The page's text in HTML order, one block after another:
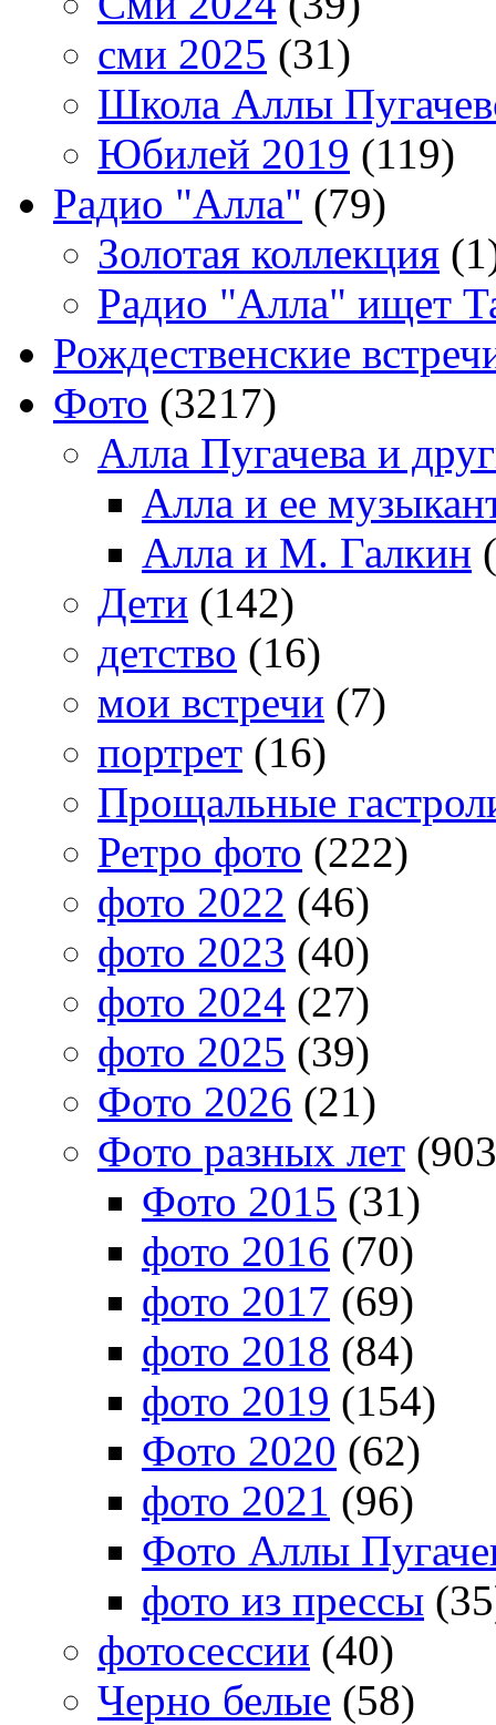
сми 2025 (31)
Школа Аллы
Юбилей 2019 (119)
Радио "Алла" (79)
Золотая коллекция
Радио "Алла" ищет
Рождественские
Фото (3217)
Алла Пугачева и
Алла и ее
Алла и М. Галкин
Дети (142)
детство (16)
мои встречи (7)
портрет (16)
Прощальные
Ретро фото (222)
фото 2022 (46)
фото 2023 (40)
фото 2024 (27)
фото 2025 (39)
Фото 2026 (21)
Фото разных лет
Фото 2015 (31)
фото 2016 (70)
фото 2017 (69)
фото 2018 (84)
фото 2019 (154)
Фото 2020 (62)
фото 2021 (96)
Фото Аллы
фото из прессы
фотосессии (40)
Черно белые (58)